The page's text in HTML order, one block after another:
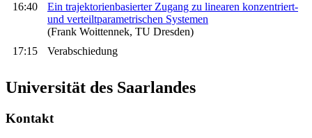
16:40
Ein trajektorienbasierter Zugang zu linearen konzentriert-
und verteiltparametrischen Systemen
(Frank Woittennek, TU Dresden)
17:15
Verabschiedung
Universität des Saarlandes
Kontakt